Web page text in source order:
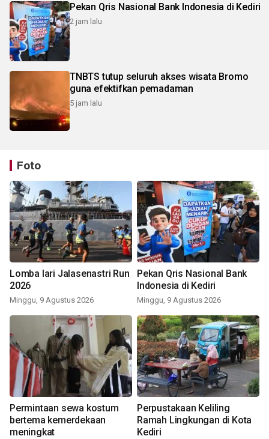
Pekan Qris Nasional Bank Indonesia di Kediri
2 jam lalu
TNBTS tutup seluruh akses wisata Bromo
guna efektifkan pemadaman
5 jam lalu
Foto
Lomba lari Jalasenastri Run
2026
Minggu, 9 Agustus 2026
Pekan Qris Nasional Bank
Indonesia di Kediri
Minggu, 9 Agustus 2026
Permintaan sewa kostum
bertema kemerdekaan
meningkat
Perpustakaan Keliling
Ramah Lingkungan di Kota
Kediri